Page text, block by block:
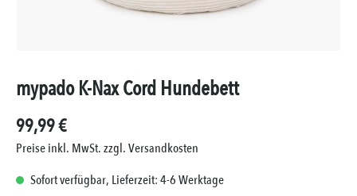
mypado K-Nax Cord Hundebett
99,99 €
Preise inkl. MwSt. zzgl. Versandkosten
Sofort verfügbar, Lieferzeit: 4-6 Werktage